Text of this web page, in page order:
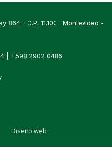
864 - C.P. 11.100 Montevideo -
| +598 2902 0486
Diseño web